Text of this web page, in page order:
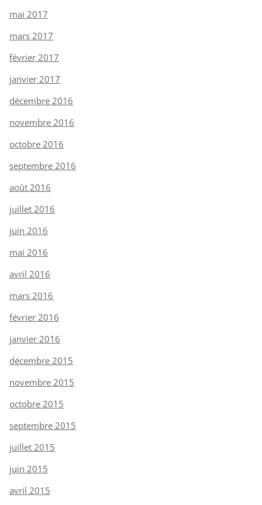
mai 2017
mars 2017
février 2017
janvier 2017
décembre 2016
novembre 2016
octobre 2016
septembre 2016
août 2016
juillet 2016
juin 2016
mai 2016
avril 2016
mars 2016
février 2016
janvier 2016
décembre 2015
novembre 2015
octobre 2015
septembre 2015
juillet 2015
juin 2015
avril 2015